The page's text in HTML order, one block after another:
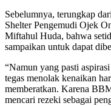
Sebelumnya, terungkap
Shelter Pengemudi Ojek
Miftahul Huda, bahwa
sampaikan untuk dapat
“Namun yang pasti
tegas menolak kenaikan
memberatkan. Karena
mencari rezeki sebagai